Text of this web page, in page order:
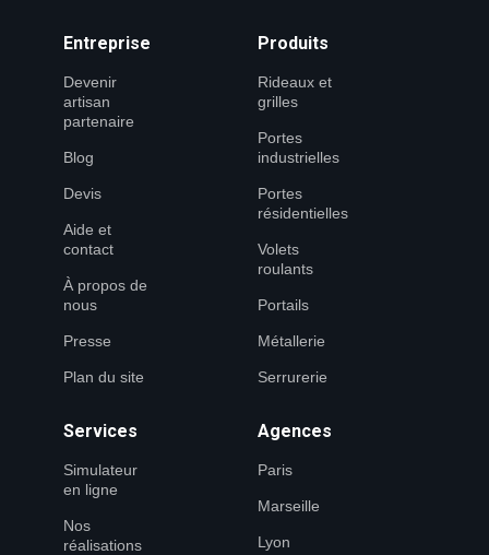
Entreprise
Devenir
artisan
partenaire
Blog
Devis
Aide et
contact
À propos de
nous
Presse
Plan du site
Produits
Rideaux et
grilles
Portes
industrielles
Portes
résidentielles
Volets
roulants
Portails
Métallerie
Serrurerie
Services
Simulateur
en ligne
Nos
réalisations
Agences
Paris
Marseille
Lyon